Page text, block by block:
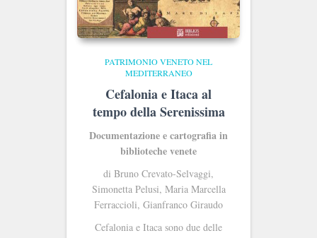
PATRIMONIO VENETO NEL
MEDITERRANEO
Cefalonia e Itaca al
tempo della Serenissima
Documentazione e cartografia in
biblioteche venete
di Bruno Crevato-Selvaggi,
Simonetta Pelusi, Maria Marcella
Ferraccioli, Gianfranco Giraudo
Cefalonia e Itaca sono due delle